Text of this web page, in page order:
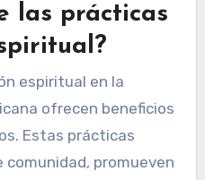
las prácticas
espiritual en la
ofrecen beneficios
Estas prácticas
promueven